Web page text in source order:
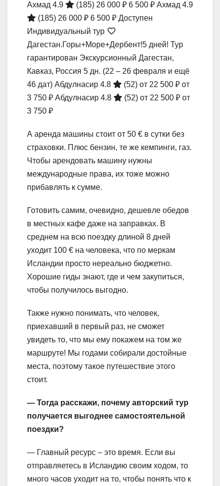
Ахмад 4.9
(185) 26 000 ₽ 6 500 ₽ Ахмад 4.9
(185) 26 000 ₽ 6 500 ₽ Доступен
Индивидуальный тур
Дагестан.Горы+Море+Дербент!5 дней! Тур
гарантирован Экскурсионный Дагестан,
Кавказ, Россия 5 дн. (22 – 26 февраля и ещё
46 дат) Абдулнасир 4.8 (52) от 22 500 ₽ от
3 750 ₽ Абдулнасир 4.8 (52) от 22 500 ₽ от
3 750 ₽
А аренда машины стоит от 50 € в сутки без
страховки. Плюс бензин, те же кемпинги, газ.
Чтобы арендовать машину нужны
международные права, их тоже можно
прибавлять к сумме.
Готовить самим, очевидно, дешевле обедов
в местных кафе даже на заправках. В
среднем на всю поездку длиной 8 дней
уходит 100 € на человека, что по меркам
Исландии просто нереально бюджетно.
Хорошие гиды знают, где и чем закупиться,
чтобы получилось выгодно.
Также нужно понимать, что человек,
приехавший в первый раз, не сможет
увидеть то, что мы ему покажем на том же
маршруте! Мы годами собирали достойные
места, поэтому такое путешествие этого
стоит.
— Тогда расскажи, почему авторский тур
получается выгоднее самостоятельной
поездки?
— Главный ресурс – это время. Если вы
отправляетесь в Исландию своим ходом, то
много часов уходит на то, чтобы понять что к